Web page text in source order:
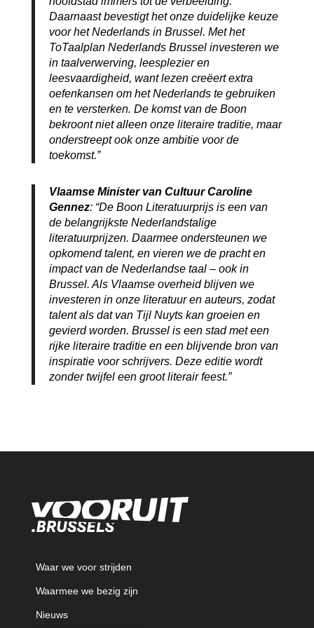
Daarnaast bevestigt het onze duidelijke keuze
voor het Nederlands in Brussel. Met het
ToTaalplan Nederlands Brussel investeren we
in taalverwerving, leesplezier en
leesvaardigheid, want lezen creëert extra
oefenkansen om het Nederlands te gebruiken
en te versterken. De komst van de Boon
bekroont niet alleen onze literaire traditie, maar
onderstreept ook onze ambitie voor de
toekomst.”
Vlaamse Minister van Cultuur Caroline
Gennez: “De Boon Literatuurprijs is een van
de belangrijkste Nederlandstalige
literatuurprijzen. Daarmee ondersteunen we
opkomend talent, en vieren we de pracht en
impact van de Nederlandse taal – ook in
Brussel. Als Vlaamse overheid blijven we
investeren in onze literatuur en auteurs, zodat
talent als dat van Tijl Nuyts kan groeien en
gevierd worden. Brussel is een stad met een
rijke literaire traditie en een blijvende bron van
inspiratie voor schrijvers. Deze editie wordt
zonder twijfel een groot literair feest.”
Waar we voor strijden
Waarmee we bezig zijn
Nieuws